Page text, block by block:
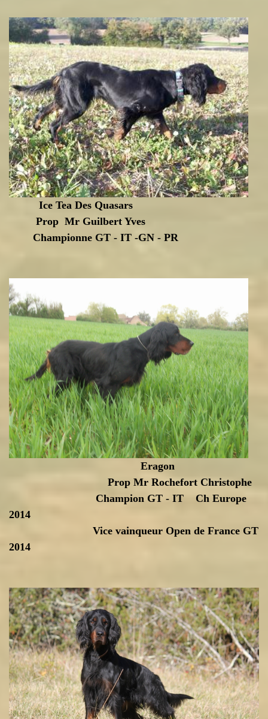
Ice Tea Des Quasars
Prop Mr Guilbert Yves
Championne GT - IT -GN - PR
Eragon
Prop Mr Rochefort Christophe
Champion GT - IT Ch Europe
2014
Vice vainqueur Open de France GT
2014